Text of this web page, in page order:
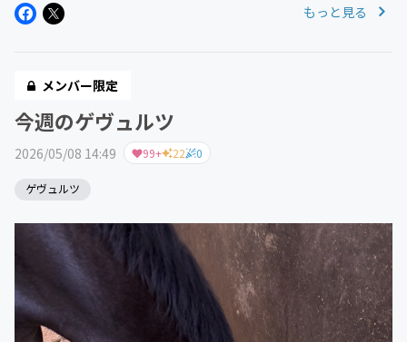
もっと見る
メンバー限定
今週のゲヴュルツ
2026/05/08 14:49 99+ 22 0
ゲヴュルツ